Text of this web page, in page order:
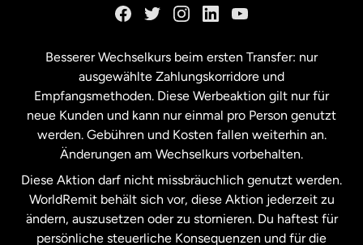
Malaysia
Neuseeland
Niederlande
Schweden
Besserer Wechselkurs beim ersten Transfer: nur
ausgewählte Zahlungskorridore und
Empfangsmethoden. Diese Werbeaktion gilt nur für
neue Kunden und kann nur einmal pro Person genutzt
werden. Gebühren und Kosten fallen weiterhin an.
Änderungen am Wechselkurs vorbehalten.
Diese Aktion darf nicht missbräuchlich genutzt werden.
WorldRemit behält sich vor, diese Aktion jederzeit zu
ändern, auszusetzen oder zu stornieren. Du haftest für
persönliche steuerliche Konsequenzen und für die